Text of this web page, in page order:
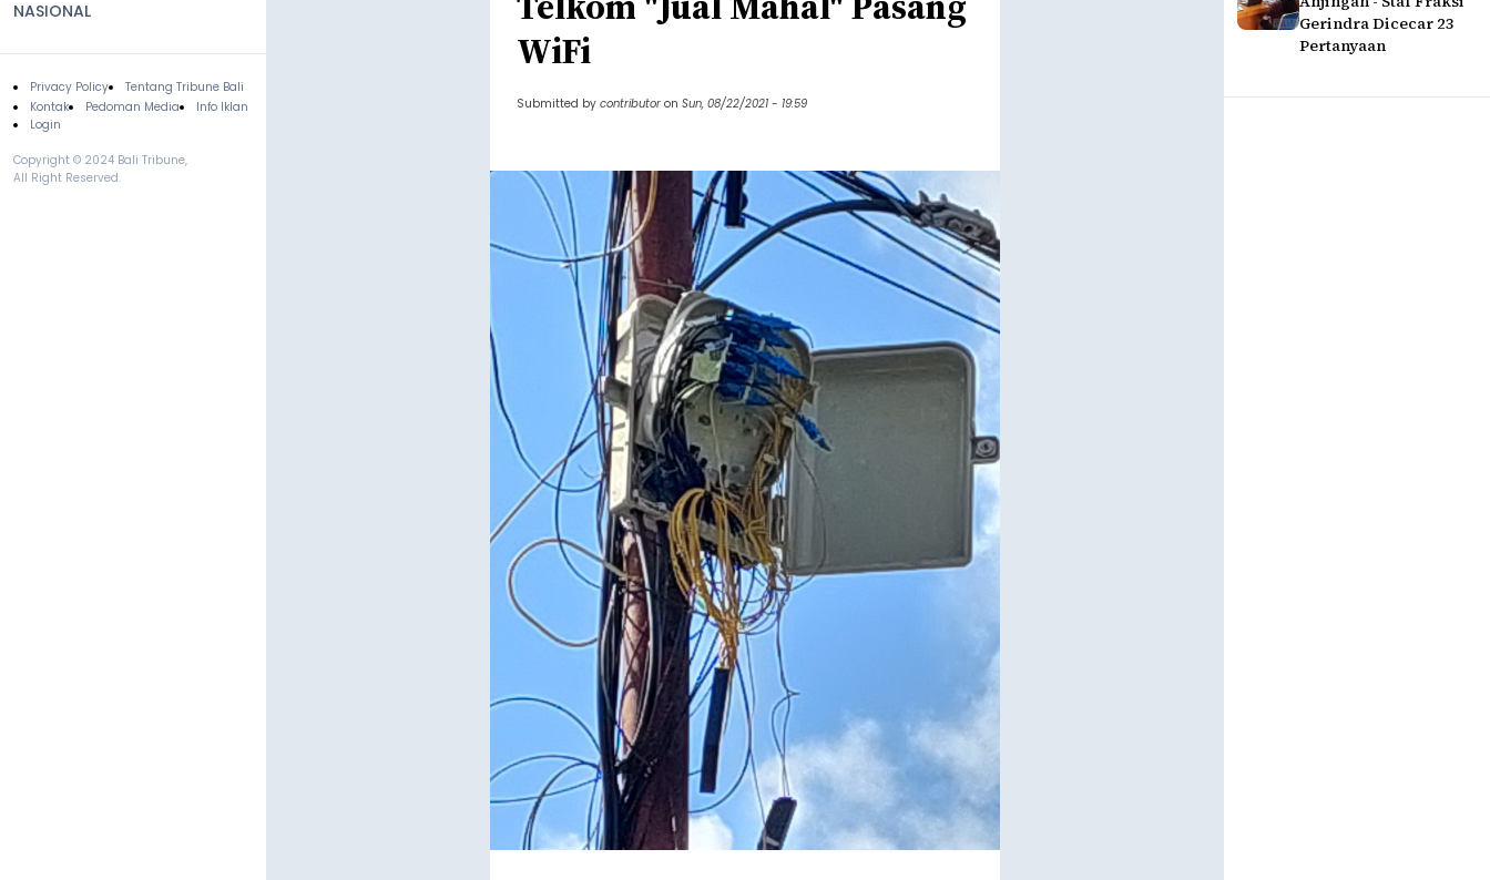
NASIONAL
Footer
Privacy Policy
Tentang Tribune Bali
Kontak
Pedoman Media
Info Iklan
Login
Copyright © 2024 Bali Tribune,
All Right Reserved.
Gerindra Dicecar 23
Pertanyaan
WiFi
Submitted by contributor on Sun, 08/22/2021 - 19:59